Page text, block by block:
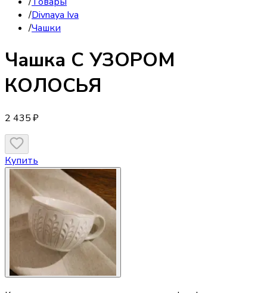
/Divnaya Iva
/Чашки
Чашка С УЗОРОМ
КОЛОСЬЯ
2 435 ₽
Купить